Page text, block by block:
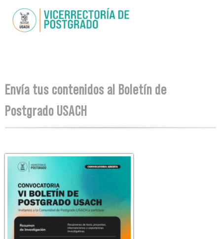
main
You are here
Envía tus contenidos al Boletín de
Postgrado USACH